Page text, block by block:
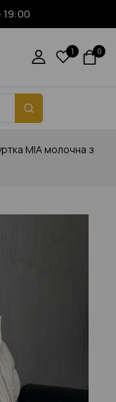
19:00
1 0
MIA молочна з